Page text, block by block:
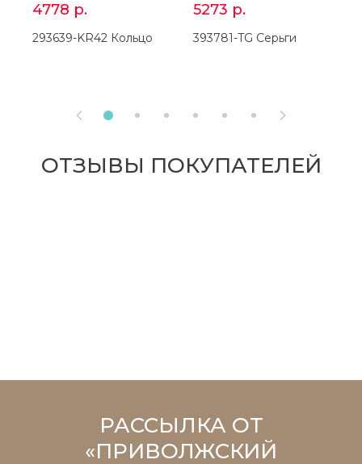
4778 р.
293639-KR42 Кольцо
5273 р.
393781-TG Серьги
 
ОТЗЫВЫ ПОКУПАТЕЛЕЙ
РАССЫЛКА ОТ
«ПРИВОЛЖСКИЙ